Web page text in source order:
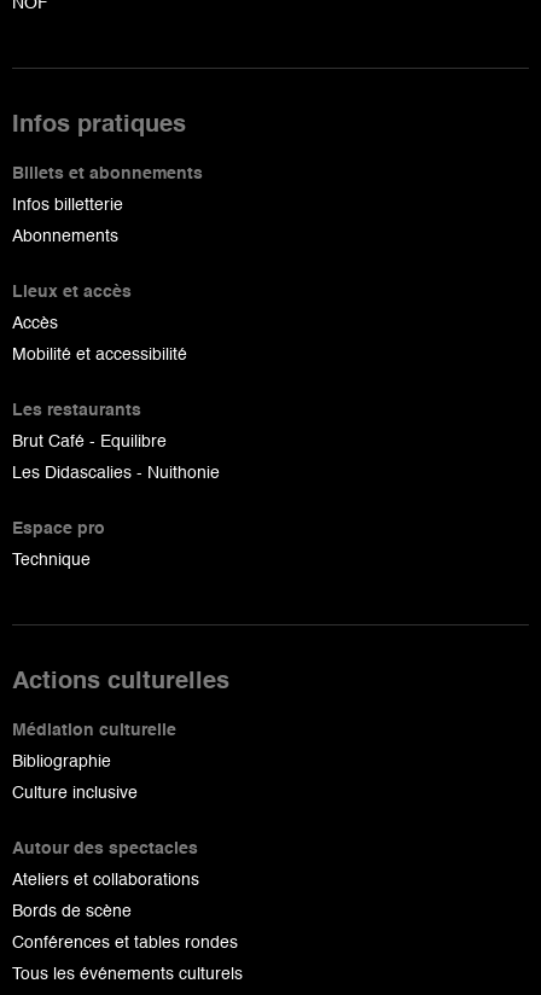
Infos pratiques
Billets et abonnements
Infos billetterie
Abonnements
Lieux et accès
Accès
Mobilité et accessibilité
Les restaurants
Brut Café - Equilibre
Les Didascalies - Nuithonie
Espace pro
Technique
Actions culturelles
Médiation culturelle
Bibliographie
Culture inclusive
Autour des spectacles
Ateliers et collaborations
Bords de scène
Conférences et tables rondes
Tous les événements culturels